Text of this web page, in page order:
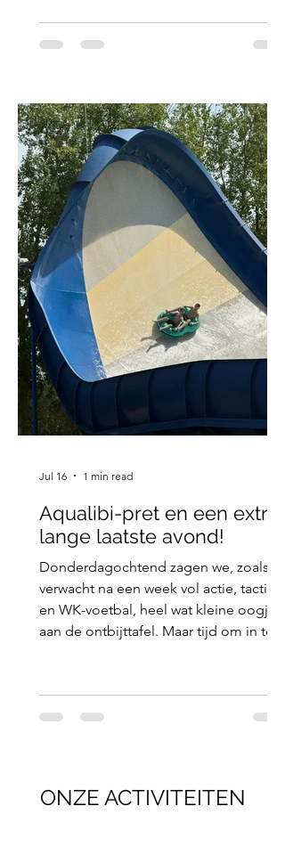
bagage klaarzetten. Een ochtend vol
bedrijvigheid, maar met een groot
deze slotdag! Voor het middagmaal
barstte de strijd al meteen los. Na een
welverdiend intermezzo (frietjes!) was
het tijd voor de ultieme individuele
krachtmeting
Aqualibi-pret en een extra
lange laatste avond!
Donderdagochtend zagen we, zoals
verwacht na een week vol actie, tactiek
en WK-voetbal, heel wat kleine oogjes
aan de ontbijttafel. Maar tijd om in te
nog een laatste keer vol focus de
leslokalen in voor de ochtendlessen.
Vandaag stond namelijk de
Jul 16 1 min read
ONZE ACTIVITEITEN